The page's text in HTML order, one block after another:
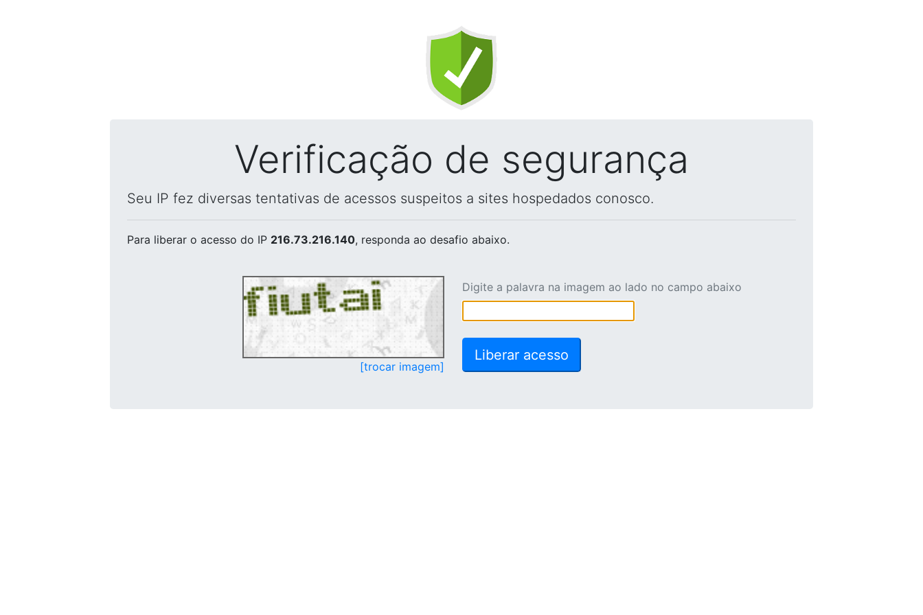
Verificação de segurança
Seu IP fez diversas tentativas de acessos suspeitos a sites hospedados conosco.
Para liberar o acesso do IP 216.73.216.140, responda ao desafio abaixo.
[trocar imagem]
Digite a palavra na imagem ao lado no campo abaixo